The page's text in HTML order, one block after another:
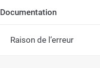
Documentation
Raison de l’erreur